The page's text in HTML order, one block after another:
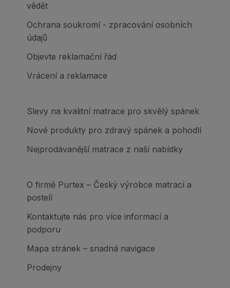
vědět
Ochrana soukromí - zpracování osobních
údajů
Objevte reklamační řád
Vrácení a reklamace
Slevy na kvalitní matrace pro skvělý spánek
Nové produkty pro zdravý spánek a pohodlí
Nejprodávanější matrace z naší nabídky
O firmě Purtex – Český výrobce matrací a
postelí
Kontaktujte nás pro více informací a
podporu
Mapa stránek – snadná navigace
Prodejny